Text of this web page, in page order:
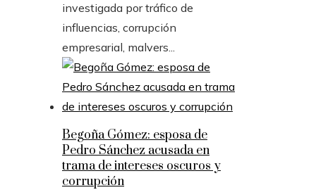
investigada por tráfico de
influencias, corrupción
empresarial, malvers...
Begoña Gómez: esposa de
Pedro Sánchez acusada en
trama de intereses oscuros y
corrupción